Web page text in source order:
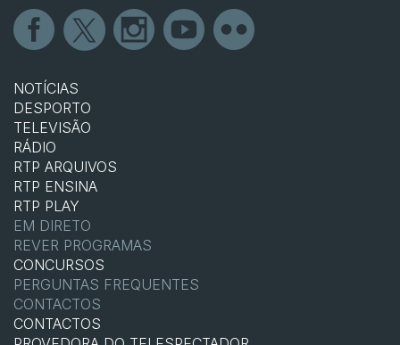
NOTÍCIAS
DESPORTO
TELEVISÃO
RÁDIO
RTP ARQUIVOS
RTP ENSINA
RTP PLAY
EM DIRETO
REVER PROGRAMAS
CONCURSOS
PERGUNTAS FREQUENTES
CONTACTOS
CONTACTOS